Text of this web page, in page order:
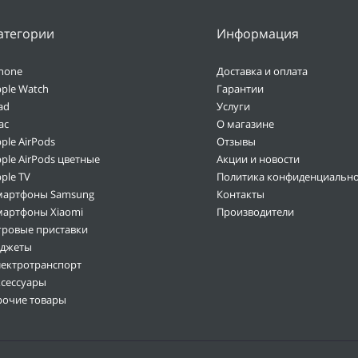
Watch
AirPods
AirPods цветные
TV
Samsung
Xiaomi
приставки
товары
Информация
Доставка и оплата
Гарантии
Услуги
О магазине
Отзывы
Акции и новости
Политика
Контакты
Производители